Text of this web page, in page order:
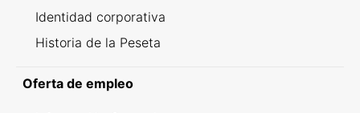
Identidad corporativa
Historia de la Peseta
Oferta de empleo